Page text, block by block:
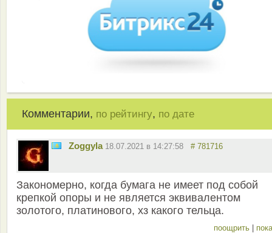
Комментарии, по рейтингу, по дате
Zoggyla 18.07.2021 в 14:27:58 # 781716
Закономерно, когда бумага не имеет под собой
крепкой опоры и не является эквивалентом
золотого, платинового, хз какого тельца.
поощрить |